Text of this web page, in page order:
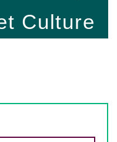
Culture